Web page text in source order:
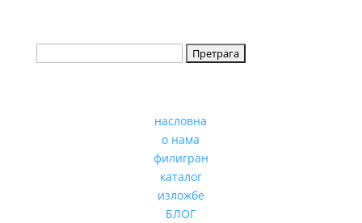
насловна
о нама
филигран
каталог
изложбе
БЛОГ